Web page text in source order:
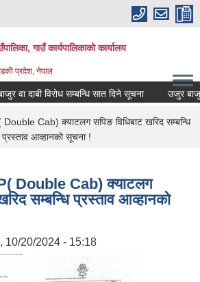
गाउँ कार्यपालिकाको कार्यालय
प्रदेश, नेपाल
वा दाबी विरोध सम्बन्धि सात दिने सूचना उजुर बाजुर
Cab) क्याटलग सपिङ विधिबाट खरिद सम्बन्धि
प्रस्ताव आव्हानको सूचना !
Double Cab) क्याटलग
सम्बन्धि प्रस्ताव आव्हानको
10/20/2024 - 15:18